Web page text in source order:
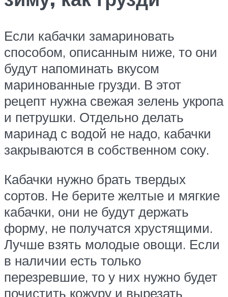
Если кабачки замариновать
способом, описанным ниже, то они
будут напоминать вкусом
маринованные грузди. В этот
рецепт нужна свежая зелень укропа
и петрушки. Отдельно делать
маринад с водой не надо, кабачки
закрываются в собственном соку.
Кабачки нужно брать твердых
сортов. Не берите желтые и мягкие
кабачки, они не будут держать
форму, не получатся хрустящими.
Лучше взять молодые овощи. Если
в наличии есть только
перезревшие, то у них нужно будет
почистить кожуру и вырезать